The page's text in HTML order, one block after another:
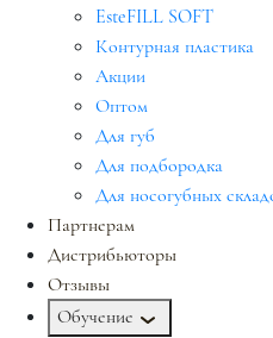
EsteFILL SOFT
Контурная пластика
Акции
Оптом
Для губ
Для подбородка
Для носогубных
Партнерам
Дистрибьюторы
Отзывы
Обучение